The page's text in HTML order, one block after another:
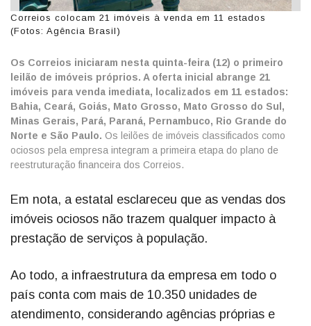
Correios colocam 21 imóveis à venda em 11 estados
(Fotos: Agência Brasil)
Os Correios iniciaram nesta quinta-feira (12) o primeiro
leilão de imóveis próprios. A oferta inicial abrange 21
imóveis para venda imediata, localizados em 11 estados:
Bahia, Ceará, Goiás, Mato Grosso, Mato Grosso do Sul,
Minas Gerais, Pará, Paraná, Pernambuco, Rio Grande do
Norte e São Paulo. Os leilões de imóveis classificados como
ociosos pela empresa integram a primeira etapa do plano de
reestruturação financeira dos Correios.
Em nota, a estatal esclareceu que as vendas dos
imóveis ociosos não trazem qualquer impacto à
prestação de serviços à população.
Ao todo, a infraestrutura da empresa em todo o
país conta com mais de 10.350 unidades de
atendimento, considerando agências próprias e